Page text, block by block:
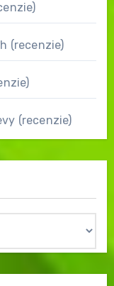
(recenzie)
(recenzie)